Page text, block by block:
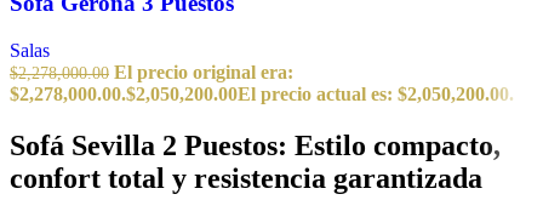
Salas
$2,278,000.00 El precio original era:
$2,278,000.00.$2,050,200.00El precio actual es: $2,050,200.00.
Sofá Sevilla 2 Puestos: Estilo compacto,
confort total y resistencia garantizada